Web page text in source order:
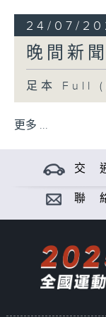
24/07/
晚間新
足本 Full
更多 ...
交
聯